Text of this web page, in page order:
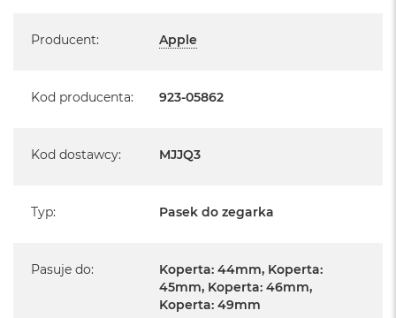
Producent: Apple
Kod producenta: 923-05862
Kod dostawcy: MJJQ3
Typ: Pasek do zegarka
Pasuje do:
Koperta: 44mm, Koperta:
45mm, Koperta: 46mm,
Koperta: 49mm